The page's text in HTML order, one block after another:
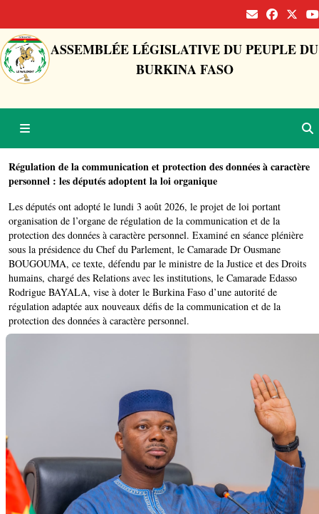
ASSEMBLÉE LÉGISLATIVE DU PEUPLE DU
BURKINA FASO
Régulation de la communication et protection des données à caractère
personnel : les députés adoptent la loi organique
Les députés ont adopté le lundi 3 août 2026, le projet de loi portant
organisation de l’organe de régulation de la communication et de la
protection des données à caractère personnel. Examiné en séance plénière
sous la présidence du Chef du Parlement, le Camarade Dr Ousmane
BOUGOUMA, ce texte, défendu par le ministre de la Justice et des Droits
humains, chargé des Relations avec les institutions, le Camarade Edasso
Rodrigue BAYALA, vise à doter le Burkina Faso d’une autorité de
régulation adaptée aux nouveaux défis de la communication et de la
protection des données à caractère personnel.